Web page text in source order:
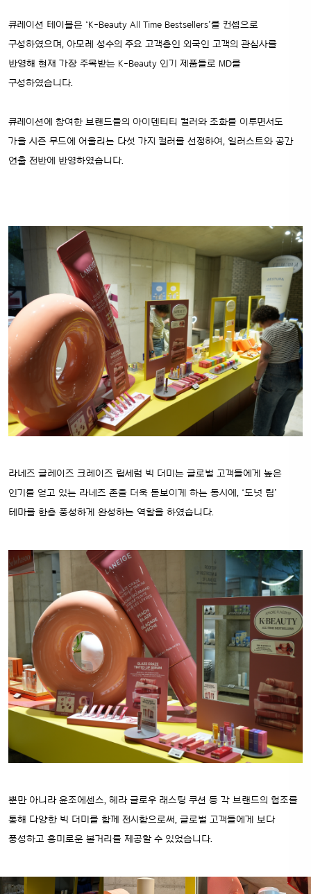
큐레이션 테이블은 ‘K-Beauty All Time Bestsellers’를 컨셉으로
구성하였으며, 아모레 성수의 주요 고객층인 외국인 고객의 관심사를
반영해 현재 가장 주목받는 K-Beauty 인기 제품들로 MD를
구성하였습니다.
큐레이션에 참여한 브랜드들의 아이덴티티 컬러와 조화를 이루면서도
가을 시즌 무드에 어울리는 다섯 가지 컬러를 선정하여, 일러스트와 공간
연출 전반에 반영하였습니다.
라네즈 글레이즈 크레이즈 립세럼 빅 더미는 글로벌 고객들에게 높은
인기를 얻고 있는 라네즈 존을 더욱 돋보이게 하는 동시에, ‘도넛 립’
테마를 한층 풍성하게 완성하는 역할을 하였습니다.
뿐만 아니라 윤조에센스, 헤라 글로우 래스팅 쿠션 등 각 브랜드의 협조를
통해 다양한 빅 더미를 함께 전시함으로써, 글로벌 고객들에게 보다
풍성하고 흥미로운 볼거리를 제공할 수 있었습니다.